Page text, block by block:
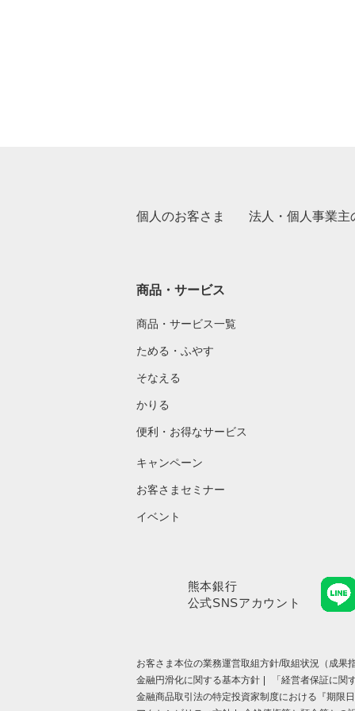
個人のお客さま 法人・個人事業主
商品・サービス
商品・サービス一覧
ためる・ふやす
そなえる
かりる
便利・お得なサービス
キャンペーン
お客さまセミナー
イベント
熊本銀行
公式SNSアカウント
お客さま本位の業務運営取組⽅針/取組状況（成果
金融円滑化に関する基本方針
「経営者保証に関
金融商品取引法の特定投資家制度における『期限